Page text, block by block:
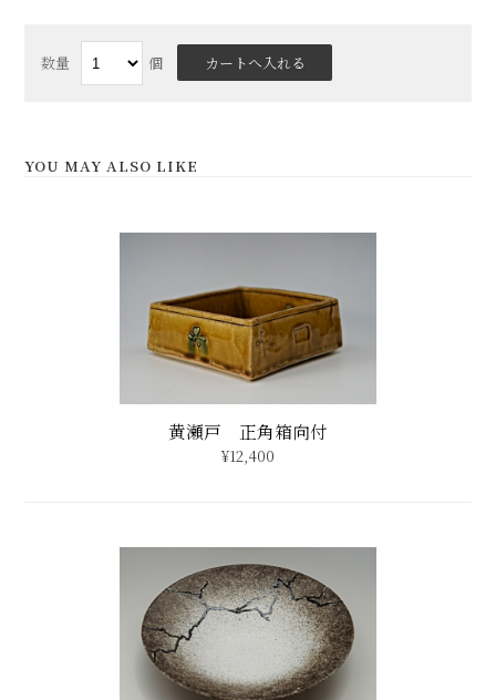
数量 個
YOU MAY ALSO LIKE
黄瀬戸 正角箱向付
¥12,400